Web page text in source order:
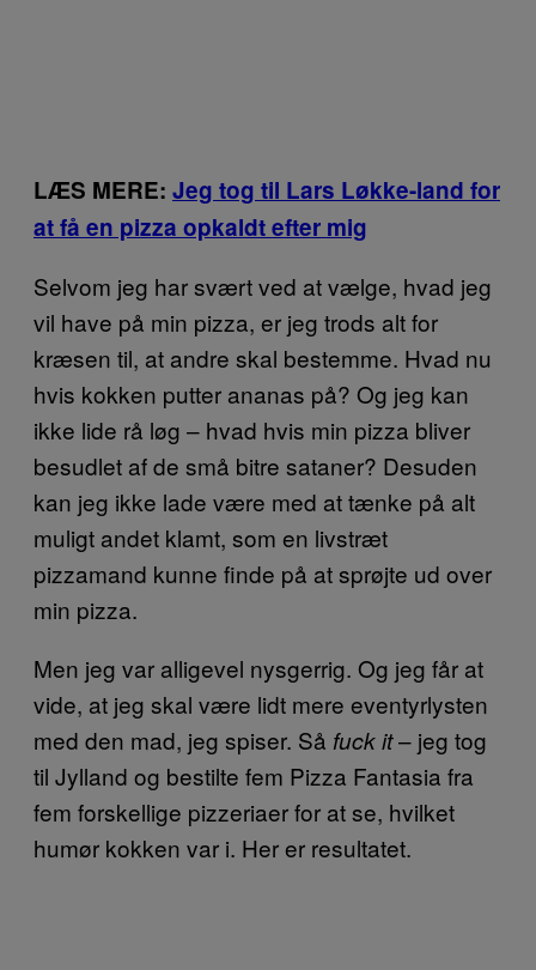
LÆS MERE: Jeg tog til Lars Løkke-land for
at få en pizza opkaldt efter mig
Selvom jeg har svært ved at vælge, hvad jeg
vil have på min pizza, er jeg trods alt for
kræsen til, at andre skal bestemme. Hvad nu
hvis kokken putter ananas på? Og jeg kan
ikke lide rå løg – hvad hvis min pizza bliver
besudlet af de små bitre sataner? Desuden
kan jeg ikke lade være med at tænke på alt
muligt andet klamt, som en livstræt
pizzamand kunne finde på at sprøjte ud over
min pizza.
Men jeg var alligevel nysgerrig. Og jeg får at
vide, at jeg skal være lidt mere eventyrlysten
med den mad, jeg spiser. Så fuck it– jeg tog
til Jylland og bestilte fem Pizza Fantasia fra
fem forskellige pizzeriaer for at se, hvilket
humør kokken var i. Her er resultatet.